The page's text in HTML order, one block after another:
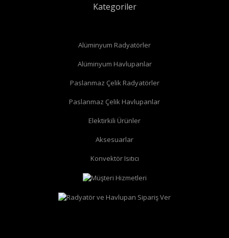
düz radyatör vanası
köşe radyatör vanası
Kategoriler
Alüminyum Radyatörler
Alüminyum Havlupanlar
Paslanmaz Çelik Radyatörler
Paslanmaz Çelik Havlupanlar
Elektirkili Ürünler
Aksesuarlar
Konvektör Isıtıcı